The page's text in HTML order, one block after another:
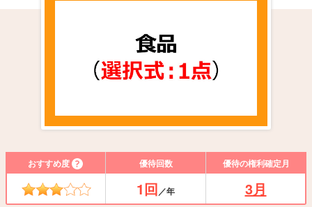
おすすめ度 優待回数 優待の権利確定月
1回／年 3月